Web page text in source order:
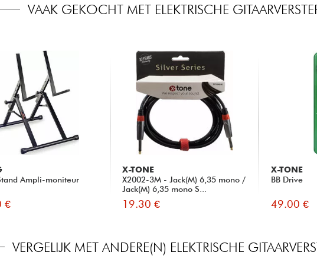
VAAK GEKOCHT MET ELEKTRISCHE
Ampli-moniteur
€
X-TONE
X2002-3M - Jack(M) 6,35 mono /
Jack(M) 6,35 mono S...
19.30 €
X-TONE
BB Drive
49.00 €
VERGELIJK MET ANDERE(N) ELEKTRISCHE